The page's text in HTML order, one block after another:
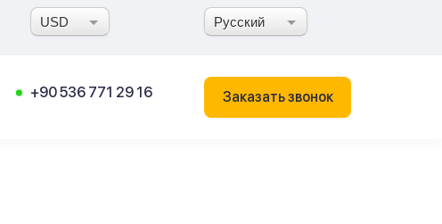
USD Русский
+90 536 771 29 16 Заказать звонок